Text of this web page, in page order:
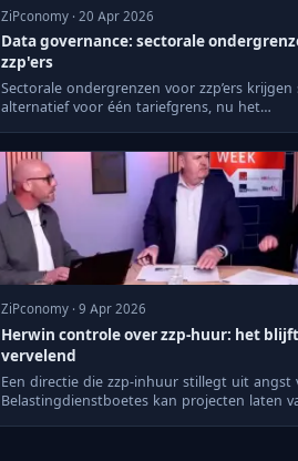
ZiPconomy · 20 Apr 2026
Data governance: sectorale
zzp'ers
Sectorale ondergrenzen voor zzp’ers krijgen
alternatief voor één tariefgrens, nu het
ZiPconomy · 9 Apr 2026
Herwin controle over zzp-huur: het blijft
vervelend
Een directie die zzp-inhuur stillegt uit angst
Belastingdienstboetes kan projecten laten